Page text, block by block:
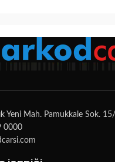
Yeni Mah. Pamukkale Sok.
0000